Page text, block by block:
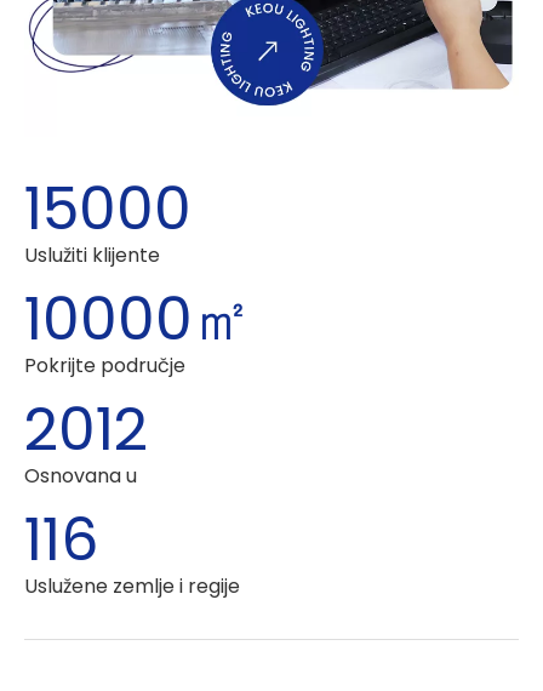
15000
Uslužiti klijente
10000㎡
Pokrijte područje
2012
Osnovana u
116
Uslužene zemlje i regije